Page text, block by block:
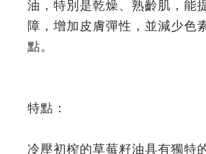
油，特別是乾燥、熟齡肌，能
障，增加皮膚彈性，並減少色
點。
特點：
冷壓初榨的草莓籽油具有獨特